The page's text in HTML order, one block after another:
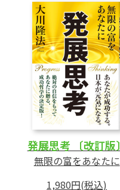
発展思考 〔改訂版〕
無限の富をあなたに
1,980円(税込)